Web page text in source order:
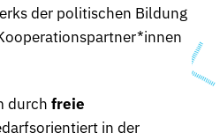
der politischen Bildung
durch freie
in der